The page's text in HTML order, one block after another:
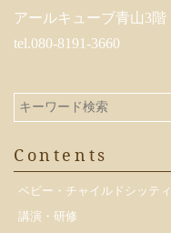
アールキューブ青山3階
tel.080-8191-3660
Contents
ベビー・チャイルドシッテ
講演・研修